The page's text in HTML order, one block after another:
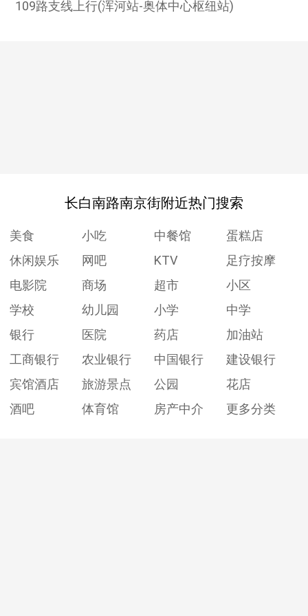
109路支线上行(浑河站-奥体中心枢纽站)
长白南路南京街附近热门搜索
美食 小吃 中餐馆
蛋糕店
休闲娱乐
网吧 KTV
足疗按摩
电影院
商场 超市
小区
学校
幼儿园 小学
中学
银行
医院 药店
加油站
工商银行
农业银行 中国银行
建设银行
宾馆酒店
旅游景点 公园
花店
酒吧
体育馆 房产中介 更多分类